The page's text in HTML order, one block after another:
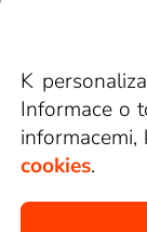
K
Informace o
informacemi,
cookies.